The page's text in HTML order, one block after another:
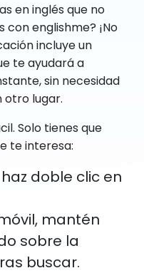
en inglés que no
englishme? ¡No
incluye un
te ayudará a
sin necesidad
otro lugar.
Solo tienes que
te interesa:
doble clic en
mantén
sobre la
buscar.